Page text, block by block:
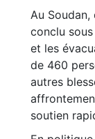
Au
conclu
et les
de 460
autres
soutien